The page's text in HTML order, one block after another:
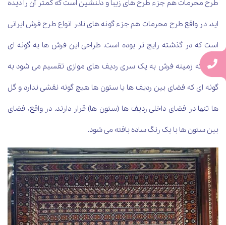
طرح محرمات هم جزء طرح های زیبا و دلنشین است که کمتر آن را دیده
اید. در واقع طرح محرمات هم جزء گونه های نادر انواع طرح فرش ایرانی
است که در گذشته رایج تر بوده است. طراحی این فرش ها به گونه ای
است که زمینه فرش به یک سری ردیف های موازی تقسیم می شود به
گونه ای که فضای بین ردیف ها یا ستون ها هیچ گونه نقشی ندارد و گل
ها تنها در فضای داخلی ردیف ها (ستون ها) قرار دارند. در واقع، فضای
بین ستون ها با یک رنگ ساده بافته می شود.